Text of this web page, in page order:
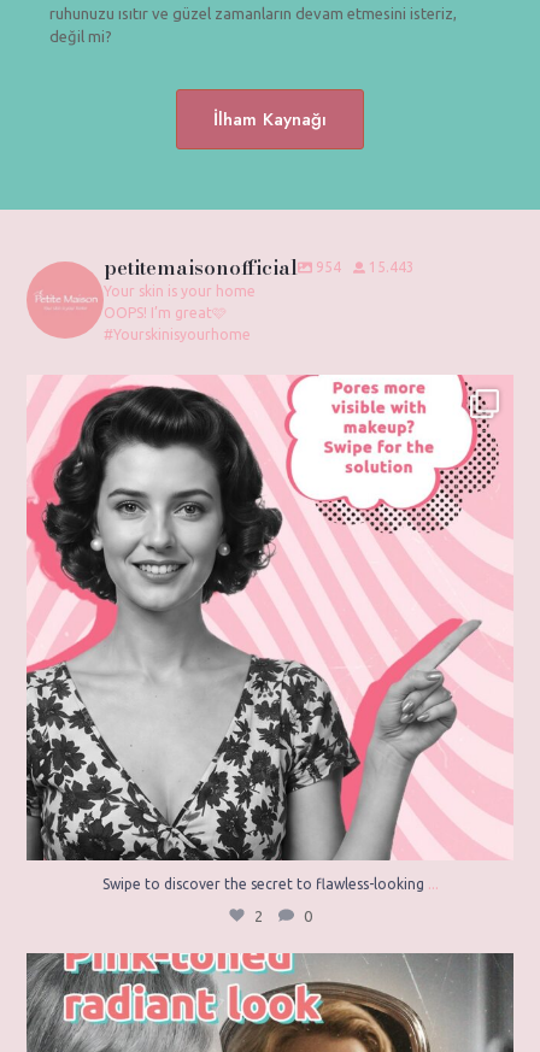
ruhunuzu ısıtır ve güzel zamanların devam etmesini isteriz,
değil mi?
İlham Kaynağı
petitemaisonofficial 954
15.443
Your skin is your home
OOPS! I’m great🩷
#Yourskinisyourhome
Swipe to discover the secret to flawless-looking
2
Swipe to discover the secret to flawless-looking
2
0
A fresh, pink-toned, and radiant look every time
3 0